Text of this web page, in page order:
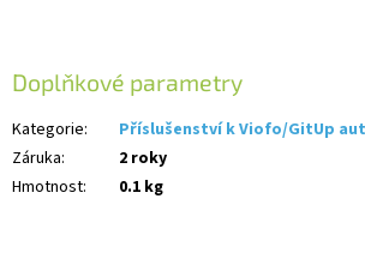
Doplňkové parametry
Kategorie:
Příslušenství k Viofo/GitUp
Záruka:
2 roky
Hmotnost: 0.1 kg